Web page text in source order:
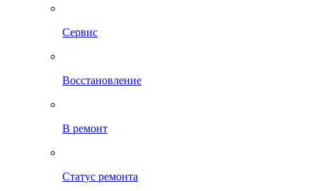
Сервис
Восстановление
В ремонт
Статус ремонта